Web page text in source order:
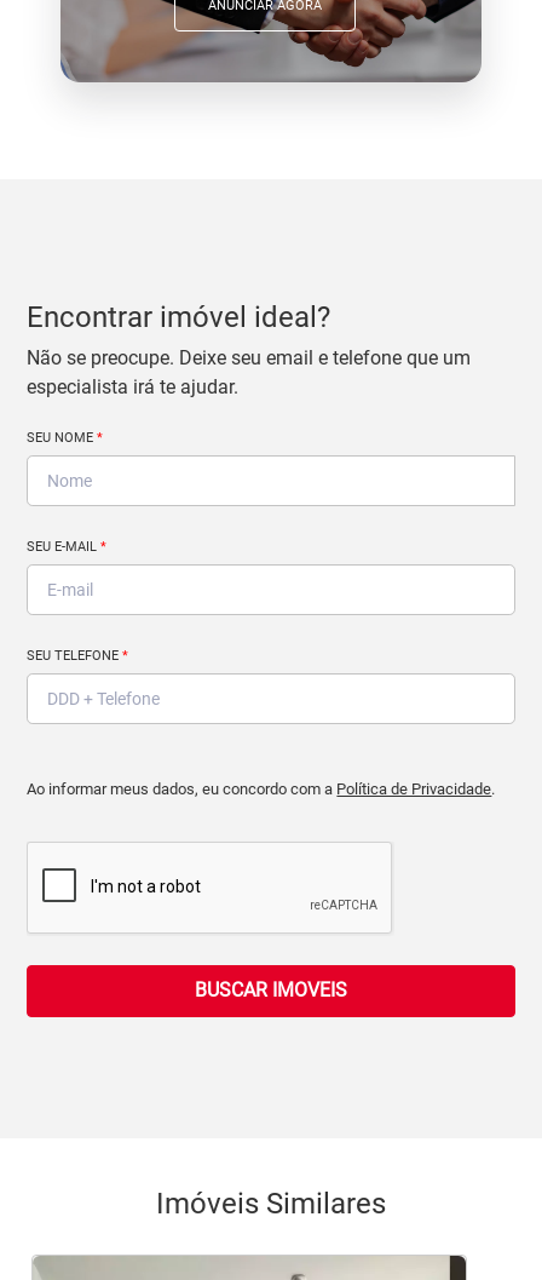
ANUNCIAR AGORA
Encontrar imóvel ideal?
Não se preocupe. Deixe seu email e telefone que um
especialista irá te ajudar.
SEU NOME*
SEU E-MAIL*
SEU TELEFONE*
Ao informar meus dados, eu concordo com a Política de Privacidade.
BUSCAR IMOVEIS
Imóveis Similares